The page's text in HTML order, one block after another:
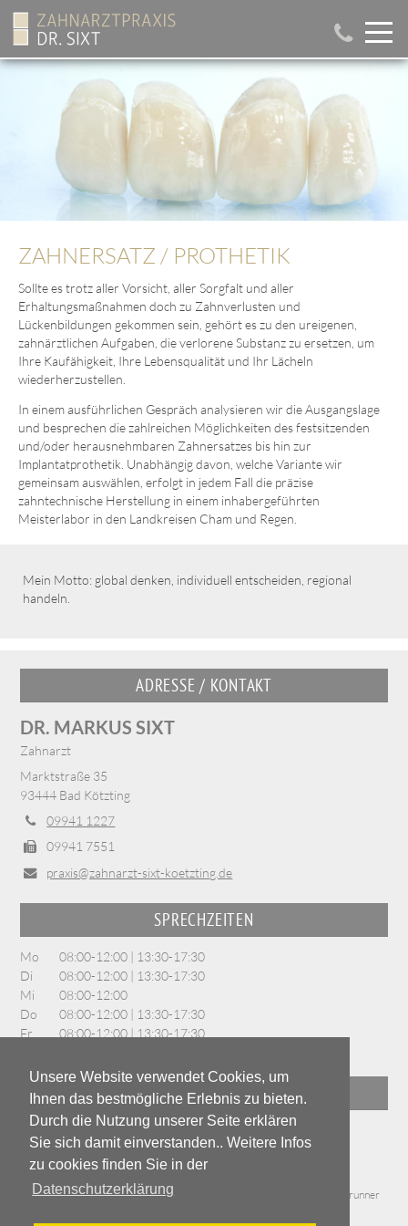
Unsere Website verwendet Cookies, um
Ihnen das bestmögliche Erlebnis zu bieten.
Durch die Nutzung unserer Seite erklären
Sie sich damit einverstanden.. Weitere Infos
zu cookies finden Sie in der
Datenschutzerklärung
ZAHNERSATZ / PROTHETIK
Sollte es trotz aller Vorsicht, aller Sorgfalt und aller
Erhaltungsmaßnahmen doch zu Zahnverlusten und
Lückenbildungen gekommen sein, gehört es zu den ureigenen,
zahnärztlichen Aufgaben, die verlorene Substanz zu ersetzen, um
Ihre Kaufähigkeit, Ihre Lebensqualität und Ihr Lächeln
wiederherzustellen.
In einem ausführlichen Gespräch analysieren wir die Ausgangslage
und besprechen die zahlreichen Möglichkeiten des festsitzenden
und/oder herausnehmbaren Zahnersatzes bis hin zur
Implantatprothetik. Unabhängig davon, welche Variante wir
gemeinsam auswählen, erfolgt in jedem Fall die präzise
zahntechnische Herstellung in einem inhabergeführten
Meisterlabor in den Landkreisen Cham und Regen.
Mein Motto: global denken, individuell entscheiden, regional
handeln.
ADRESSE / KONTAKT
DR. MARKUS SIXT
Zahnarzt
Marktstraße 35
93444 Bad Kötzting
09941 1227
09941 7551
praxis@zahnarzt-sixt-koetzting.de
SPRECHZEITEN
Mo
08:00-12:00 | 13:30-17:30
Di
08:00-12:00 | 13:30-17:30
Mi
08:00-12:00
Do
08:00-12:00 | 13:30-17:30
Fr
08:00-12:00 | 13:30-17:30
NOTDIENST / INFOS
www.notdienst-zahn.de
www.zahn.de
Copyright © Zahnarzt Dr. Sixt 2021 - Powered by
- Max Brunner